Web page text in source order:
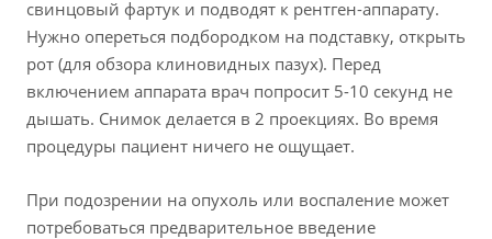
свинцовый фартук и подводят к рентген-аппарату.
Нужно опереться подбородком на подставку, открыть
рот (для обзора клиновидных пазух). Перед
включением аппарата врач попросит 5-10 секунд не
дышать. Снимок делается в 2 проекциях. Во время
процедуры пациент ничего не ощущает.
При подозрении на опухоль или воспаление может
потребоваться предварительное введение